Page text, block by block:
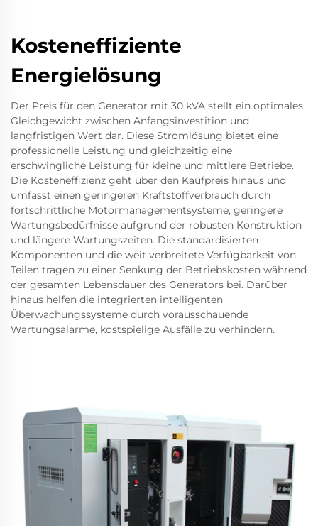
Kosteneffiziente
Energielösung
Der Preis für den Generator mit 30 kVA stellt ein optimales
Gleichgewicht zwischen Anfangsinvestition und
langfristigen Wert dar. Diese Stromlösung bietet eine
professionelle Leistung und gleichzeitig eine
erschwingliche Leistung für kleine und mittlere Betriebe.
Die Kosteneffizienz geht über den Kaufpreis hinaus und
umfasst einen geringeren Kraftstoffverbrauch durch
fortschrittliche Motormanagementsysteme, geringere
Wartungsbedürfnisse aufgrund der robusten Konstruktion
und längere Wartungszeiten. Die standardisierten
Komponenten und die weit verbreitete Verfügbarkeit von
Teilen tragen zu einer Senkung der Betriebskosten während
der gesamten Lebensdauer des Generators bei. Darüber
hinaus helfen die integrierten intelligenten
Überwachungssysteme durch vorausschauende
Wartungsalarme, kostspielige Ausfälle zu verhindern.